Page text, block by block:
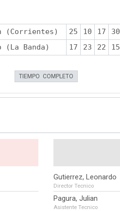
(Corrientes) 25 10 17 30
(La Banda)
17 23 22 15
TIEMPO COMPLETO
Gutierrez, Leonardo
Director Tecnico
Pagura, Julian
Asistente Tecnico